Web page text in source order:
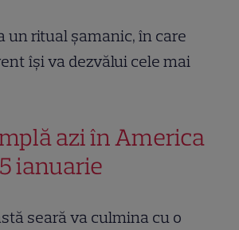
un ritual șamanic, în care
își va dezvălui cele mai
azi în America
ianuarie
seară va culmina cu o